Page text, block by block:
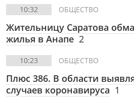
10:32 ОБЩЕСТВО
Жительницу Саратова
жилья в Анапе 2
10:23 ОБЩЕСТВО
Плюс 386. В области
случаев коронавируса 1